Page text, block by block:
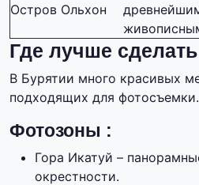
Остров Ольхон
Где лучше
В Бурятии много красивых
подходящих для фотосъемки.
Фотозоны :
Гора Икатуй –
окрестности.